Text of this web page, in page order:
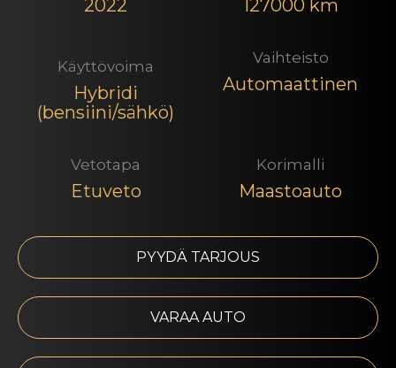
2022 127000 km
Käyttövoima
Hybridi
(bensiini/sähkö)
Vaihteisto
Automaattinen
Vetotapa
Etuveto
Korimalli
Maastoauto
PYYDÄ TARJOUS
VARAA AUTO